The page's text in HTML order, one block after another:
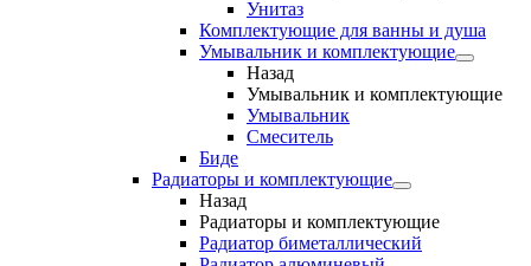
Унитаз
Комплектующие для ванны и душа
Умывальник и комплектующие
Назад
Умывальник и комплектующие
Умывальник
Смеситель
Биде
Радиаторы и комплектующие
Назад
Радиаторы и комплектующие
Радиатор биметаллический